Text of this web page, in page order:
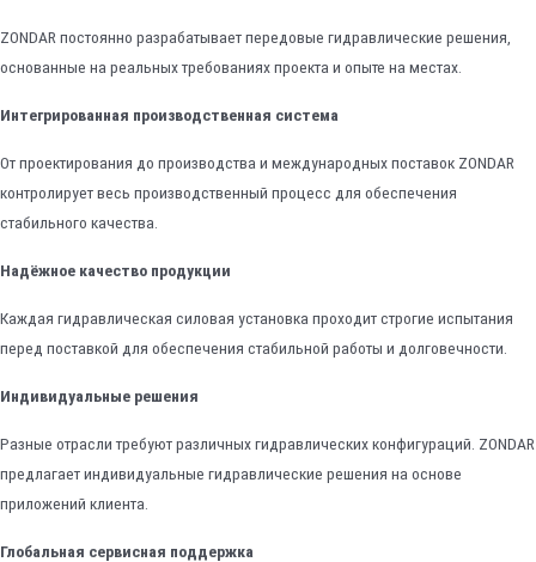
ZONDAR постоянно разрабатывает передовые гидравлические решения,
основанные на реальных требованиях проекта и опыте на местах.
Интегрированная производственная система
От проектирования до производства и международных поставок ZONDAR
контролирует весь производственный процесс для обеспечения
стабильного качества.
Надёжное качество продукции
Каждая гидравлическая силовая установка проходит строгие испытания
перед поставкой для обеспечения стабильной работы и долговечности.
Индивидуальные решения
Разные отрасли требуют различных гидравлических конфигураций. ZONDAR
предлагает индивидуальные гидравлические решения на основе
приложений клиента.
Глобальная сервисная поддержка